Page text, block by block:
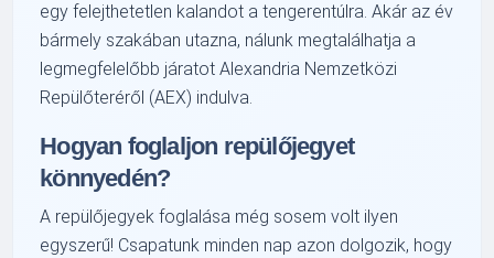
egy felejthetetlen kalandot a tengerentúlra. Akár az év
bármely szakában utazna, nálunk megtalálhatja a
legmegfelelőbb járatot Alexandria Nemzetközi
Repülőteréről (AEX) indulva.
Hogyan foglaljon repülőjegyet
könnyedén?
A repülőjegyek foglalása még sosem volt ilyen
egyszerű! Csapatunk minden nap azon dolgozik, hogy